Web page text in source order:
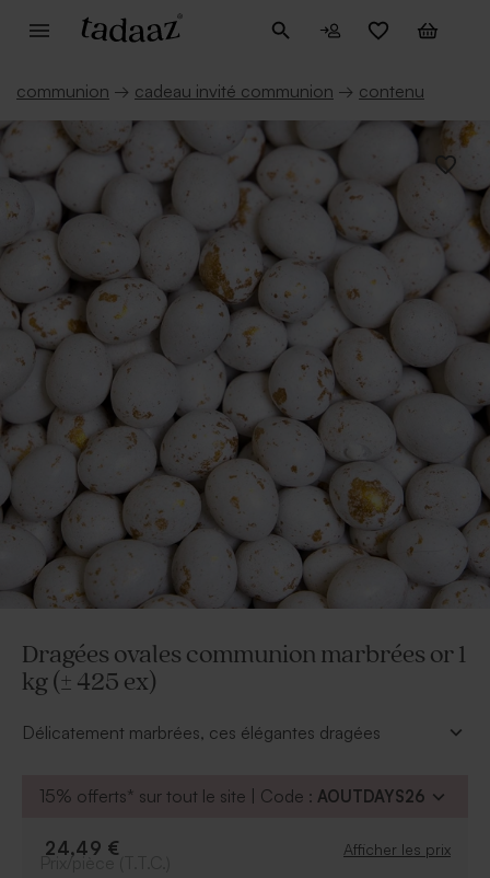
communion → cadeau invité communion → contenu
Dragées ovales communion marbrées or 1
kg (± 425 ex)
Délicatement marbrées, ces élégantes dragées
séduira petits et grands avec douceur. Parfaits pour
décoration avec charme et gourmandise.
15% offerts* sur tout le site | Code : AOUTDAYS26
24,49 € Afficher les prix